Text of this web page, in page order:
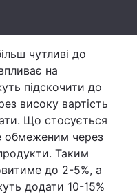
чутливі до
на
підскочити до
високу вартість
Що стосується
обмеженим через
Таким
до 2-5%, а
додати 10-15%